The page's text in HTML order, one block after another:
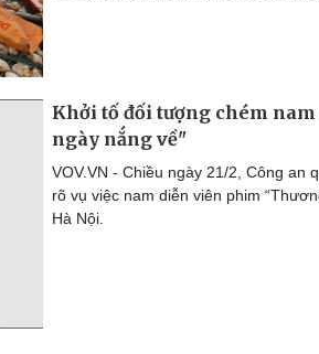
Khởi tố đối tượng chém
ngày nắng về"
VOV.VN - Chiều ngày 21/2, Công an
rõ vụ việc nam diễn viên phim
Hà Nội.